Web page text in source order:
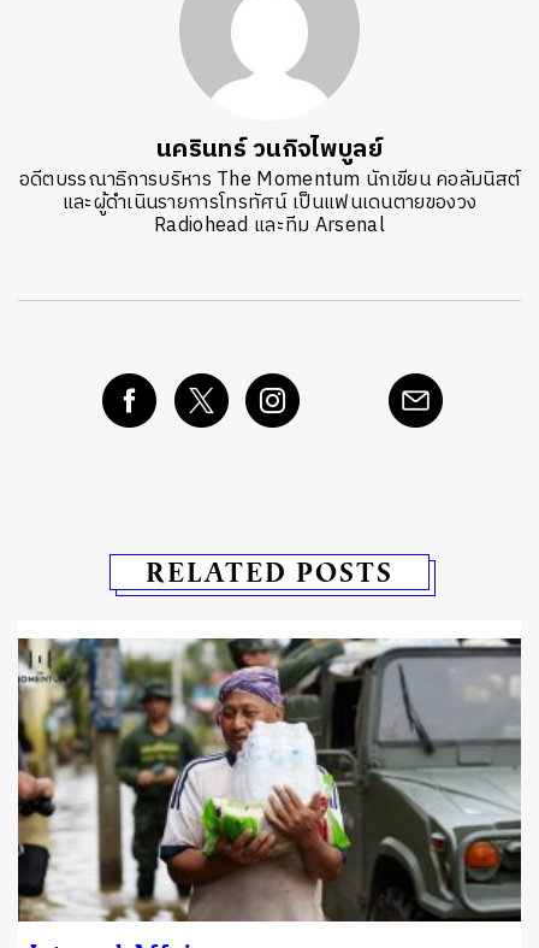
นครินทร์ วนกิจไพบูลย์
อดีตบรรณาธิการบริหาร The Momentum นักเขียน คอลัมนิสต์
และผู้ดำเนินรายการโทรทัศน์ เป็นแฟนเดนตายของวง
Radiohead และทีม Arsenal
RELATED POSTS